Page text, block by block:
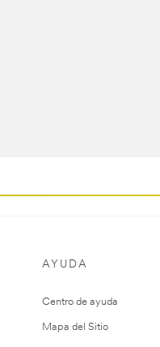
AYUDA
Centro de ayuda
Mapa del Sitio